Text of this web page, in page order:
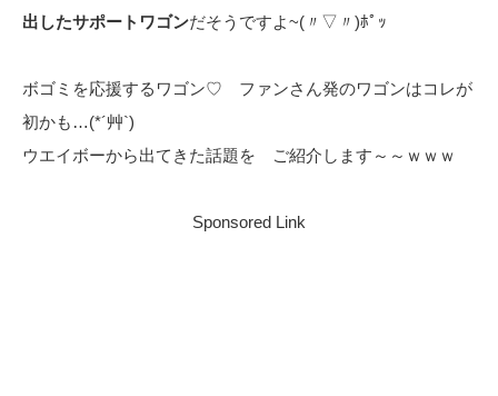
出したサポートワゴンだそうですよ~(〃▽〃)ﾎﾟｯ
ボゴミを応援するワゴン♡ ファンさん発のワゴンはコレが
初かも…(*´艸`)
ウエイボーから出てきた話題を ご紹介します～～ｗｗｗ
Sponsored Link